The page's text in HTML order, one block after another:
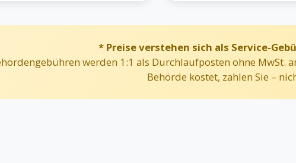
* Preise verstehen sich als Service-
werden 1:1 als Durchlaufposten ohne MwSt.
Behörde kostet, zahlen Sie –